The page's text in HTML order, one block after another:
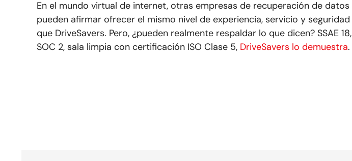
En el mundo virtual de internet, otras empresas de recuperación de datos
pueden afirmar ofrecer el mismo nivel de experiencia, servicio y seguridad
que DriveSavers. Pero, ¿pueden realmente respaldar lo que dicen? SSAE 18,
SOC 2, sala limpia con certificación ISO Clase 5, DriveSavers lo demuestra.